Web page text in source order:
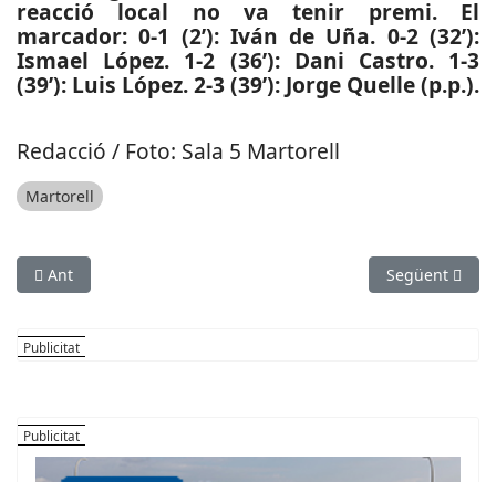
reacció local no va tenir premi. El
marcador: 0-1 (2’): Iván de Uña. 0-2 (32’):
Ismael López. 1-2 (36’): Dani Castro. 1-3
(39’): Luis López. 2-3 (39’): Jorge Quelle (p.p.).
Redacció / Foto: Sala 5 Martorell
Martorell
Article anterior: ESPORTS (HANDBOL, DIVISIÓ D’HONOR
Ant Article
Següent